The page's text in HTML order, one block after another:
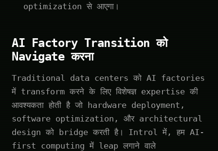
optimization से आएगा।
AI Factory Transition को
Navigate करना
Traditional data centers को AI factories
में transform करने के लिए विशेषज्ञ expertise की
आवश्यकता होती है जो hardware deployment,
software optimization, और architectural
design को bridge करती है। Introl में, हम AI-
first computing में leap लगाने वाले